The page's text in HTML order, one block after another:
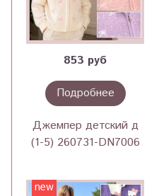
853 руб
Подробнее
Джемпер детский д
(1-5) 260731-DN7006
new